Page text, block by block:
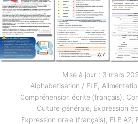
Mise à jour : 3 mars
Alphabétisation / FLE,
Compréhension écrite (français),
Culture générale, Expression
Expression orale (français), FLE A2,